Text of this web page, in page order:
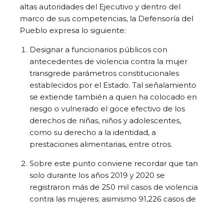
altas autoridades del Ejecutivo y dentro del
marco de sus competencias, la Defensoría del
Pueblo expresa lo siguiente:
Designar a funcionarios públicos con
antecedentes de violencia contra la mujer
transgrede parámetros constitucionales
establecidos por el Estado. Tal señalamiento
se extiende también a quien ha colocado en
riesgo o vulnerado el goce efectivo de los
derechos de niñas, niños y adolescentes,
como su derecho a la identidad, a
prestaciones alimentarias, entre otros.
Sobre este punto conviene recordar que tan
solo durante los años 2019 y 2020 se
registraron más de 250 mil casos de violencia
contra las mujeres; asimismo 91,226 casos de